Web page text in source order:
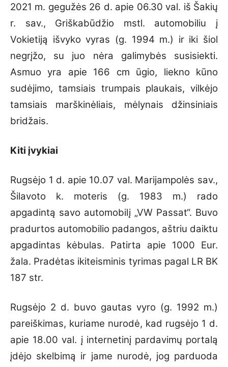
2021 m. gegužės 26 d. apie 06.30 val. iš Šakių
r. sav., Griškabūdžio mstl. automobiliu į
Vokietiją išvyko vyras (g. 1994 m.) ir iki šiol
negrįžo, su juo nėra galimybės susisiekti.
Asmuo yra apie 166 cm ūgio, liekno kūno
sudėjimo, tamsiais trumpais plaukais, vilkėjo
tamsiais marškinėliais, mėlynais džinsiniais
bridžais.
Kiti įvykiai
Rugsėjo 1 d. apie 10.07 val. Marijampolės sav.,
Šilavoto k. moteris (g. 1983 m.) rado
apgadintą savo automobilį „VW Passat“. Buvo
pradurtos automobilio padangos, aštriu daiktu
apgadintas kėbulas. Patirta apie 1000 Eur.
žala. Pradėtas ikiteisminis tyrimas pagal LR BK
187 str.
Rugsėjo 2 d. buvo gautas vyro (g. 1992 m.)
pareiškimas, kuriame nurodė, kad rugsėjo 1 d.
apie 18.00 val. į internetinį pardavimų portalą
įdėjo skelbimą ir jame nurodė, jog parduoda